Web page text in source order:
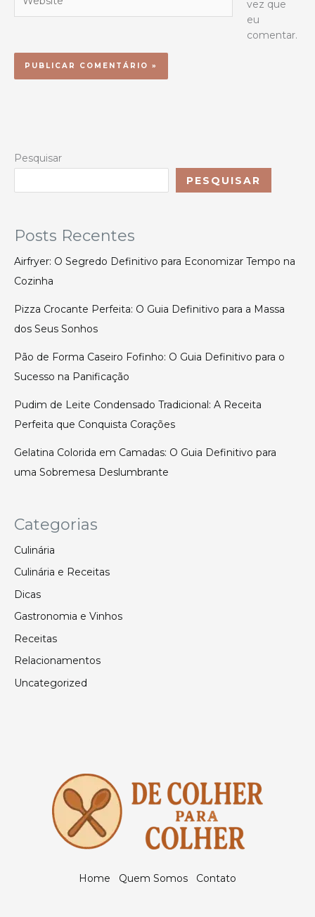
vez que
eu
comentar.
Pesquisar
PESQUISAR
Posts Recentes
Airfryer: O Segredo Definitivo para Economizar Tempo na
Cozinha
Pizza Crocante Perfeita: O Guia Definitivo para a Massa
dos Seus Sonhos
Pão de Forma Caseiro Fofinho: O Guia Definitivo para o
Sucesso na Panificação
Pudim de Leite Condensado Tradicional: A Receita
Perfeita que Conquista Corações
Gelatina Colorida em Camadas: O Guia Definitivo para
uma Sobremesa Deslumbrante
Categorias
Culinária
Culinária e Receitas
Dicas
Gastronomia e Vinhos
Receitas
Relacionamentos
Uncategorized
Home Quem Somos Contato